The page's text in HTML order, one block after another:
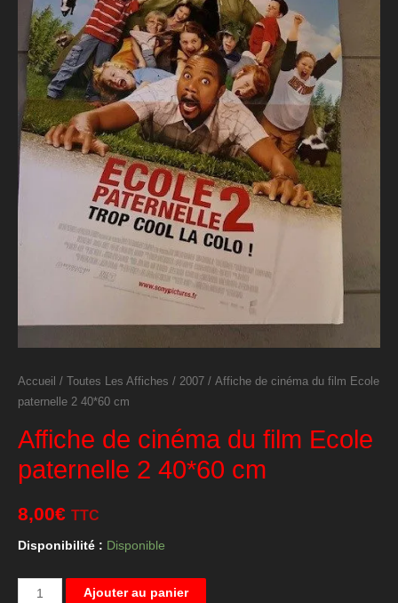
Accueil / Toutes Les Affiches / 2007 / Affiche de cinéma du film Ecole
paternelle 2 40*60 cm
Affiche de cinéma du film Ecole
paternelle 2 40*60 cm
8,00€ TTC
Disponibilité : Disponible
quantité
Ajouter au panier